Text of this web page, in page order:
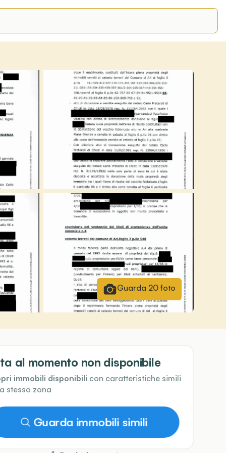
Guarda 20foto
al momento non disponibile
immobili disponibili con caratteristiche simili
stessa zona
Guarda immobili simili